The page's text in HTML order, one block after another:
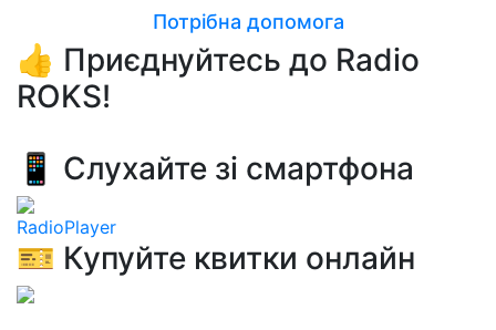
Потрібна допомога
👍 Приєднуйтесь до Radio
ROKS!
📱 Слухайте зі смартфона
RadioPlayer
🎫 Купуйте квитки онлайн